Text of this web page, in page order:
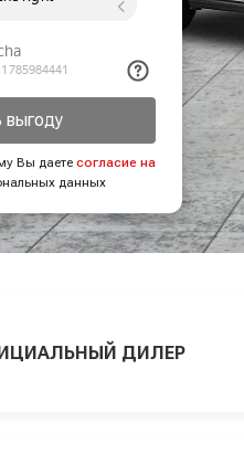
выгоду
Вы даете согласие на
данных
ДИЛЕР